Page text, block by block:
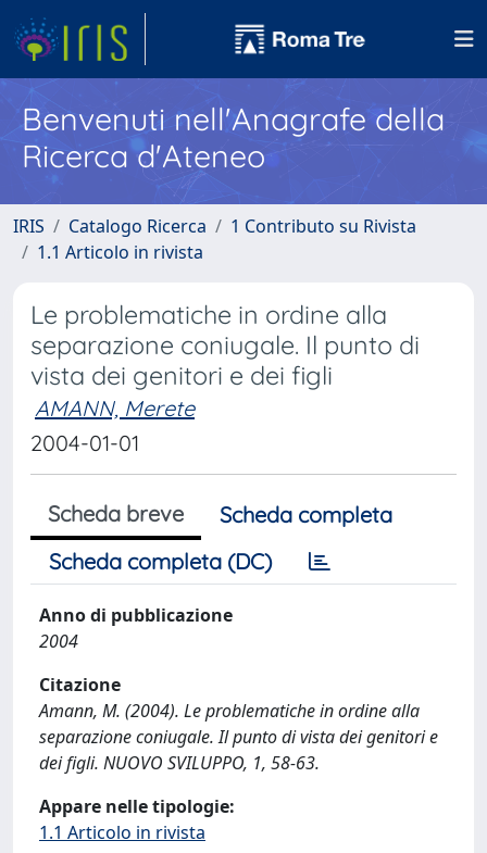
Benvenuti nell'Anagrafe della
Ricerca d'Ateneo
IRIS Catalogo Ricerca
1 Contributo su Rivista
1.1 Articolo in rivista
Le problematiche in ordine alla
separazione coniugale. Il punto di
vista dei genitori e dei figli
AMANN, Merete
2004-01-01
Scheda breve
Scheda completa
Scheda completa (DC)
Anno di pubblicazione
2004
Citazione
Amann, M. (2004). Le problematiche in ordine alla
separazione coniugale. Il punto di vista dei genitori e
dei figli. NUOVO SVILUPPO, 1, 58-63.
Appare nelle tipologie:
1.1 Articolo in rivista